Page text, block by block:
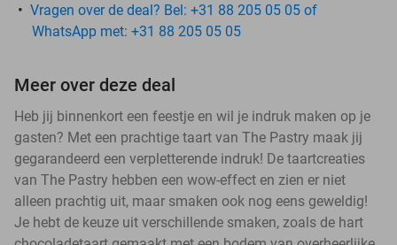
Vragen over de deal? Bel: +31 88 205 05 05 of
WhatsApp met: +31 88 205 05 05
Meer over deze deal
Heb jij binnenkort een feestje en wil je indruk maken op je
gasten? Met een prachtige taart van The Pastry maak jij
gegarandeerd een verpletterende indruk! De taartcreaties
van The Pastry hebben een wow-effect en zien er niet
alleen prachtig uit, maar smaken ook nog eens geweldig!
Je hebt de keuze uit verschillende smaken, zoals de hart